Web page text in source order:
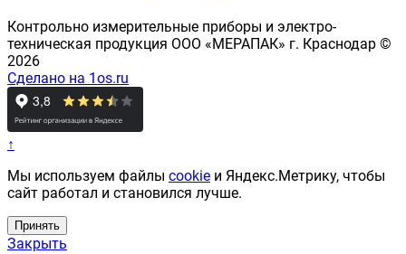
Контрольно измерительные приборы и электро-
техническая продукция ООО «МЕРАПАК» г. Краснодар ©
2026
Сделано на 1os.ru
↑
Мы используем файлы cookie и Яндекс.Метрику, чтобы
сайт работал и становился лучше.
Принять
Закрыть